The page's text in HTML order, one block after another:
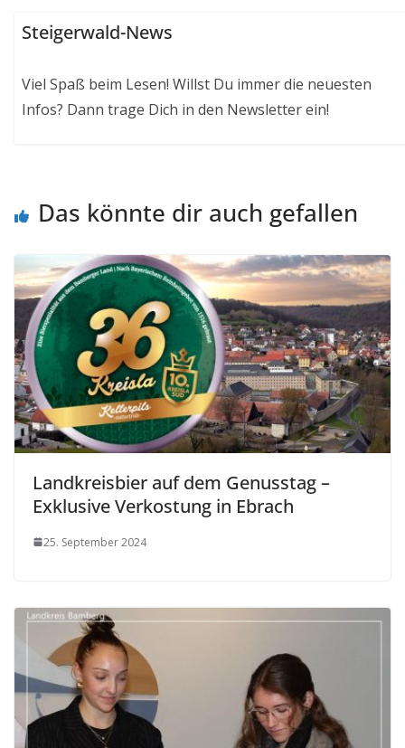
Steigerwald-News
Viel Spaß beim Lesen! Willst Du immer die neuesten
Infos? Dann trage Dich in den Newsletter ein!
Das könnte dir auch gefallen
Landkreisbier auf dem Genusstag –
Exklusive Verkostung in Ebrach
25. September 2024